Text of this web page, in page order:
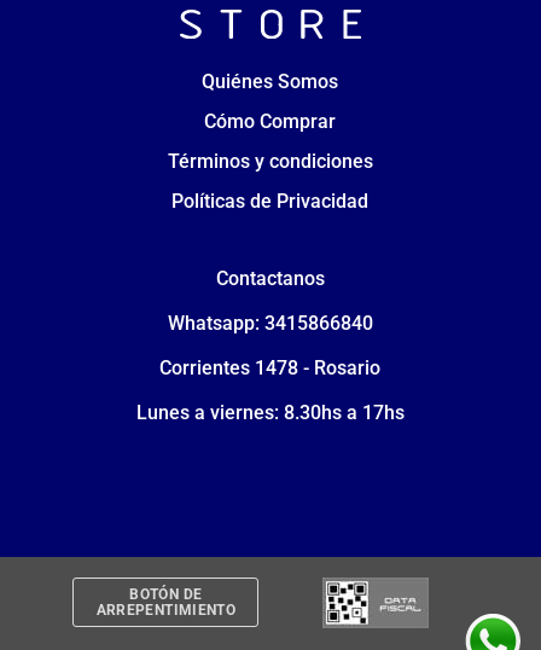
Quiénes Somos
Cómo Comprar
Términos y condiciones
Políticas de Privacidad
Contactanos
Whatsapp: 3415866840
Corrientes 1478 - Rosario
Lunes a viernes: 8.30hs a 17hs
BOTÓN DE
ARREPENTIMIENTO